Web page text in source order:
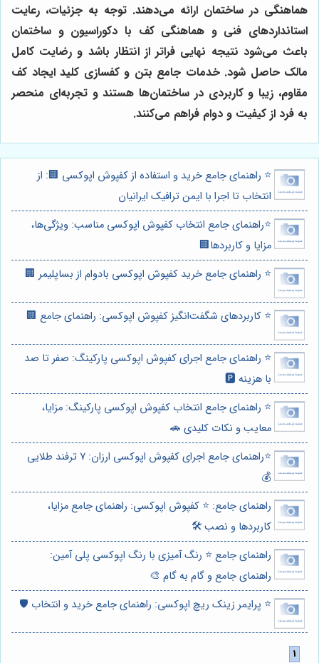
هماهنگی در ساختمان ارائه می‌دهند. توجه به جزئیات، رعایت
استانداردهای فنی و هماهنگی کف با دکوراسیون و ساختمان
باعث می‌شود نتیجه نهایی فراتر از انتظار باشد و رضایت کامل
مالک حاصل شود. خدمات جامع بتن و کفسازی کلید ایجاد کف
مقاوم، زیبا و کاربردی در ساختمان‌ها هستند و تجربه‌ای منحصر
به فرد از کیفیت و دوام فراهم می‌کنند.
⭐️ راهنمای جامع خرید و استفاده از کفپوش اپوکسی 🏢: از
انتخاب تا اجرا با ایمن ترافیک ایرانیان
⭐️راهنمای جامع انتخاب کفپوش اپوکسی مناسب: ویژگی‌ها،
مزایا و کاربردها🏢
⭐️ راهنمای جامع خرید کفپوش اپوکسی بادوام از بساپلیمر 🏢
⭐️ کاربردهای شگفت‌انگیز کفپوش اپوکسی: راهنمای جامع 🏢
⭐️ راهنمای جامع اجرای کفپوش اپوکسی پارکینگ: صفر تا صد
با هزینه 🅿️
⭐️ راهنمای جامع انتخاب کفپوش اپوکسی پارکینگ: مزایا،
معایب و نکات کلیدی 🚗
⭐️راهنمای جامع اجرای کفپوش اپوکسی ارزان: 7 ترفند طلایی
💰
راهنمای جامع: ⭐️ کفپوش اپوکسی: راهنمای جامع مزایا،
کاربردها و نصب 🛠️
راهنمای جامع ⭐️ رنگ آمیزی با رنگ اپوکسی پلی آمین:
راهنمای جامع و گام به گام 🎨
⭐️ پرایمر زینک ریچ اپوکسی: راهنمای جامع خرید و انتخاب 🛡️